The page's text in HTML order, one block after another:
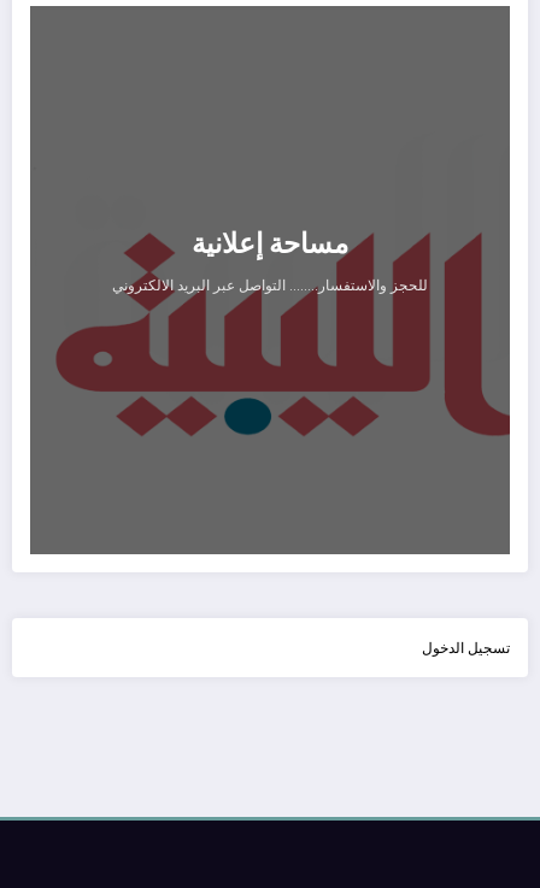
مساحة إعلانية
للحجز والاستفسار........ التواصل عبر البريد الالكتروني
تسجيل الدخول